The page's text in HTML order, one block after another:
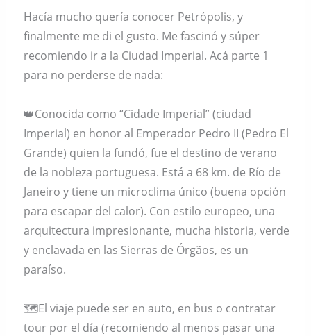
Hacía mucho quería conocer Petrópolis, y
finalmente me di el gusto. Me fascinó y súper
recomiendo ir a la Ciudad Imperial. Acá parte 1
para no perderse de nada:
👑Conocida como “Cidade Imperial” (ciudad
Imperial) en honor al Emperador Pedro II (Pedro El
Grande) quien la fundó, fue el destino de verano
de la nobleza portuguesa. Está a 68 km. de Río de
Janeiro y tiene un microclima único (buena opción
para escapar del calor). Con estilo europeo, una
arquitectura impresionante, mucha historia, verde
y enclavada en las Sierras de Órgãos, es un
paraíso.
🗺El viaje puede ser en auto, en bus o contratar
tour por el día (recomiendo al menos pasar una